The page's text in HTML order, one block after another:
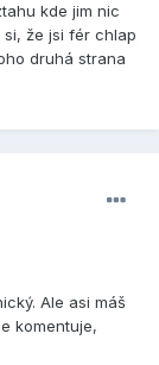
kde jim nic
že jsi fér chlap
druhá strana
Ale asi máš
komentuje,